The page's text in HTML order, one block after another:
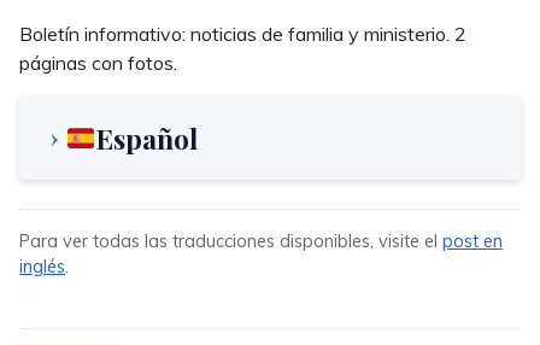
Boletín informativo: noticias de familia y ministerio. 2
páginas con fotos.
Español
Para ver todas las traducciones disponibles, visite el post en
inglés.